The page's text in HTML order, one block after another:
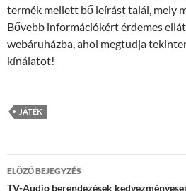
termék mellett bő leírást talál, mely
Bővebb információkért érdemes
webáruházba, ahol megtudja
kínálatot!
JÁTÉK
Bejegyzés
ELŐZŐ BEJEGYZÉS
TV-Audio berendezések